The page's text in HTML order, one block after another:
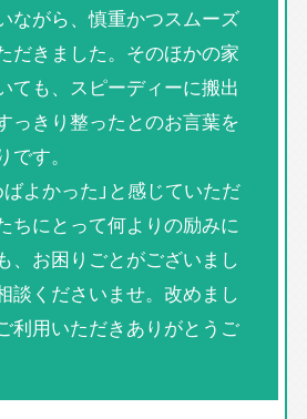
ながら、慎重かつスムーズ
だきました。そのほかの家
ても、スピーディーに搬出
っきり整ったとのお言葉を
す。
ばよかった」と感じていただ
ちにとって何よりの励みに
、お困りごとがございまし
談くださいませ。改めまし
利用いただきありがとうご